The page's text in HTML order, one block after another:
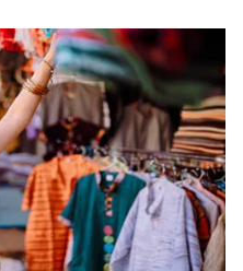
ಪ್ರಾಣ":
Rishab
ಇಳಿಕೆ: ಮೋದಿ-
US